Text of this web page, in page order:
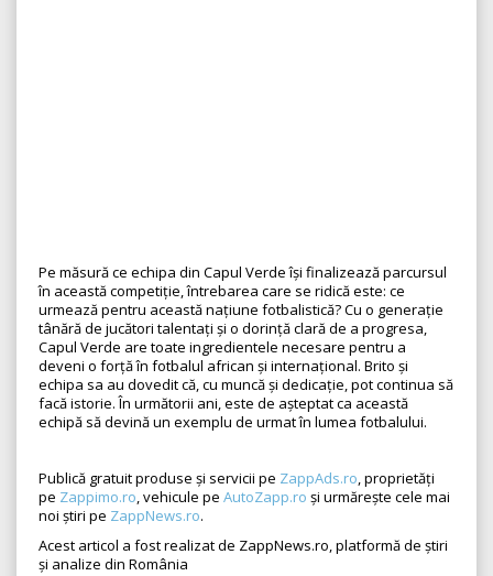
Pe măsură ce echipa din Capul Verde își finalizează parcursul
în această competiție, întrebarea care se ridică este: ce
urmează pentru această națiune fotbalistică? Cu o generație
tânără de jucători talentați și o dorință clară de a progresa,
Capul Verde are toate ingredientele necesare pentru a
deveni o forță în fotbalul african și internațional. Brito și
echipa sa au dovedit că, cu muncă și dedicație, pot continua să
facă istorie. În următorii ani, este de așteptat ca această
echipă să devină un exemplu de urmat în lumea fotbalului.
Publică gratuit produse și servicii pe ZappAds.ro, proprietăți
pe Zappimo.ro, vehicule pe AutoZapp.ro și urmărește cele mai
noi știri pe ZappNews.ro.
Acest articol a fost realizat de ZappNews.ro, platformă de știri
și analize din România